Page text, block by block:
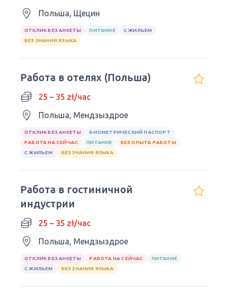
Польша, Щецин
ОТКЛИК БЕЗ АНКЕТЫ ПИТАНИЕ
С ЖИЛЬЕМ
БЕЗ ЗНАНИЯ ЯЗЫКА
Работа в отелях (Польша)
25 – 35 zł/час
Польша, Мендзыздрое
ОТКЛИК БЕЗ АНКЕТЫ
БИОМЕТРИЧЕСКИЙ ПАСПОРТ
РАБОТА НА СЕЙЧАС
ПИТАНИЕ
БЕЗ ОПЫТА РАБОТЫ
С ЖИЛЬЕМ
БЕЗ ЗНАНИЯ ЯЗЫКА
Работа в гостиничной
индустрии
25 – 35 zł/час
Польша, Мендзыздрое
ОТКЛИК БЕЗ АНКЕТЫ РАБОТА НА СЕЙЧАС
ПИТАНИЕ
С ЖИЛЬЕМ
БЕЗ ЗНАНИЯ ЯЗЫКА